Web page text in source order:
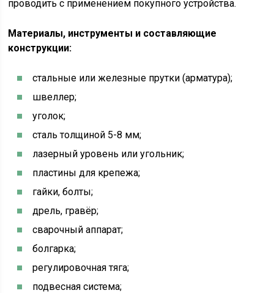
проводить с применением покупного устройства.
Материалы, инструменты и составляющие
конструкции:
стальные или железные прутки (арматура);
швеллер;
уголок;
сталь толщиной 5-8 мм;
лазерный уровень или угольник;
пластины для крепежа;
гайки, болты;
дрель, гравёр;
сварочный аппарат;
болгарка;
регулировочная тяга;
подвесная система;